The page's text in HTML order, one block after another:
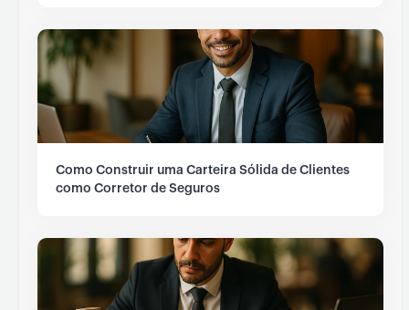
Como Construir uma Carteira Sólida de Clientes
como Corretor de Seguros